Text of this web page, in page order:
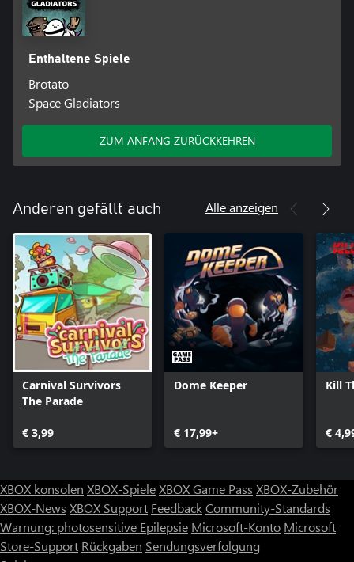
Enthaltene Spiele
Brotato
Space Gladiators
ZUM ANFANG ZURÜCKKEHREN
Anderen gefällt auch Alle anzeigen
Carnival Survivors
The Parade
€ 3,99
Dome Keeper
€ 17,99+
Kill
€
XBOX konsolen XBOX-SpieleXBOX Game Pass XBOX-Zubehör
XBOX-News XBOX Support FeedbackCommunity-Standards
Warnung: photosensitive Epilepsie Microsoft-Konto Microsoft
Store-Support Rückgaben Sendungsverfolgung